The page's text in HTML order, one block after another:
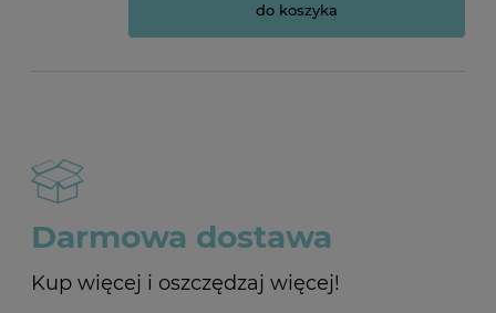
do koszyka
Darmowa dostawa
Kup więcej i oszczędzaj więcej!